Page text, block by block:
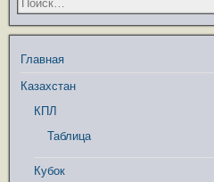
Главная
Казахстан
КПЛ
Таблица
Кубок